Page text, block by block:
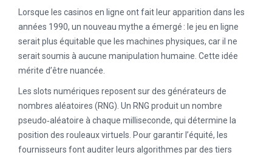
Lorsque les casinos en ligne ont fait leur apparition dans les
années 1990, un nouveau mythe a émergé : le jeu en ligne
serait plus équitable que les machines physiques, car il ne
serait soumis à aucune manipulation humaine. Cette idée
mérite d’être nuancée.
Les slots numériques reposent sur des générateurs de
nombres aléatoires (RNG). Un RNG produit un nombre
pseudo‑aléatoire à chaque milliseconde, qui détermine la
position des rouleaux virtuels. Pour garantir l’équité, les
fournisseurs font auditer leurs algorithmes par des tiers